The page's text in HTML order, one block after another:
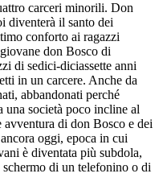
carceri minorili. Don
diventerà il santo dei
conforto ai ragazzi
don Bosco di
di sedici-diciassette anni
in un carcere. Anche da
abbandonati perché
società poco incline al
avventura di don Bosco e dei
oggi, epoca in cui
è diventata più subdola,
di un telefonino o di